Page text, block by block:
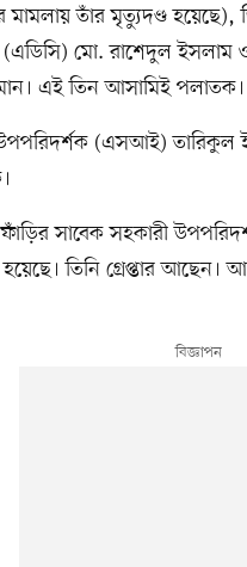
মামলায় তাঁর মৃত্যুদণ্ড
মো. রাশেদুল ইসলাম ও
এই তিন আসামিই পলাতক।
(এসআই) তারিকুল
সাবেক সহকারী
তিনি গ্রেপ্তার